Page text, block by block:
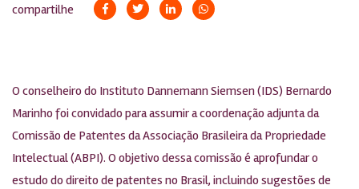
compartilhe
O conselheiro do Instituto Dannemann Siemsen (IDS) Bernardo
Marinho foi convidado para assumir a coordenação adjunta da
Comissão de Patentes da Associação Brasileira da Propriedade
Intelectual (ABPI). O objetivo dessa comissão é aprofundar o
estudo do direito de patentes no Brasil, incluindo sugestões de